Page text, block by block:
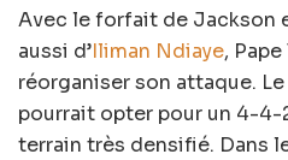
Avec le forfait de Jackson
aussi d’Iliman Ndiaye,
réorganiser son attaque.
pourrait opter pour un 4-4-
terrain très densifié. Dans